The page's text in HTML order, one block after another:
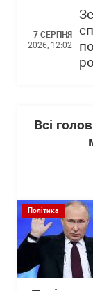
7 СЕРПНЯ
2026, 12:02
Всі
Політика